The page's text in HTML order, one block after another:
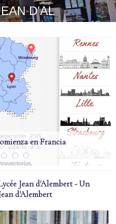
D'AL
en Francia
Jean d'Alembert - Un
d'Alembert